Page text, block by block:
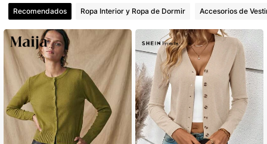
Recomendados Ropa Interior y Ropa de Dormir Accesorios de